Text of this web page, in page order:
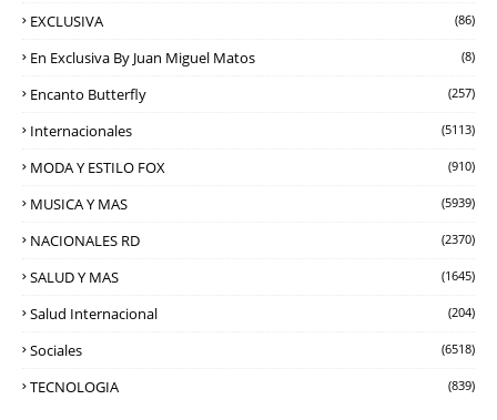
EXCLUSIVA (86)
En Exclusiva By Juan Miguel Matos (8)
Encanto Butterfly (257)
Internacionales (5113)
MODA Y ESTILO FOX (910)
MUSICA Y MAS (5939)
NACIONALES RD (2370)
SALUD Y MAS (1645)
Salud Internacional (204)
Sociales (6518)
TECNOLOGIA (839)